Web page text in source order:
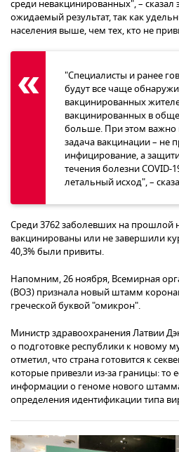
среди невакцинированных", – сказал
ожидаемый результат, так как
населения выше, чем тех, кто не
"Специалисты и ранее
будут все чаще
вакцинированных
вакцинированных в
больше. При этом важно
задача вакцинации – не
инфицирование, а
течения болезни СOVID-
летальный исход", –
Среди 3762 заболевших на прошлой
вакцинированы или не завершили
40,3% были привиты.
Напомним, 26 ноября, Всемирная
(ВОЗ) признала новый штамм
греческой буквой "омикрон".
Министр здравоохранения Латвии
о подготовке республики к новому
отметил, что страна готовится к
которые привезли из-за границы: то
информации о геноме нового
определения идентификации типа